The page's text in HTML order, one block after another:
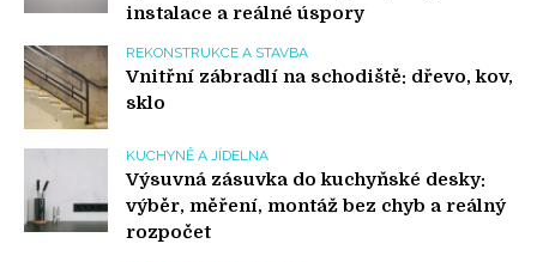
instalace a reálné úspory
REKONSTRUKCE A STAVBA
Vnitřní zábradlí na schodiště: dřevo, kov,
sklo
KUCHYNĚ A JÍDELNA
Výsuvná zásuvka do kuchyňské desky:
výběr, měření, montáž bez chyb a reálný
rozpočet